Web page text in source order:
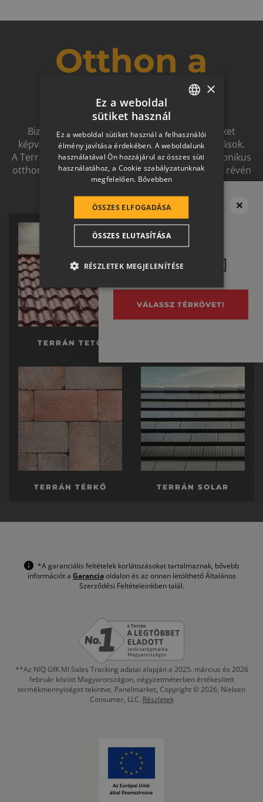
Megvan a tető?
Ne felejtsd el
a térburkolatot se!
VÁLASSZ TÉRKÖVET!
Otthon a
jövőben
Biztonságot nyújtó, és magas esztétikai értéket
képviselő, egymással szinergiát alkotó megoldások.
A Terrán ernyőmárkának köszönhetően a harmonikus
otthon átfogó, egymásra épülő rendszerelemek révén
ölthet formát.
TERRÁN TETŐ
TERRÁN TÉRKŐ TERRÁN SOLAR
*A garanciális feltételek korlátozásokat tartalmaznak, bővebb
információt a Garanciaoldalon és az onnan letölthető Általános
Szerződési Feltételeinkben talál.
**Az NIQ GfK MI Sales Tracking adatai alapján a 2025. március és 2026
február között Magyarországon, négyzetméterben értékesített
termékmennyiséget tekintve, Panelmarket, Copyright © 2026, Nielsen
Consumer, LLC. Részletek
HUNGARIAN
SLOVAK
GERMAN
ROMANIAN
CROATIAN
SR
RO-HU
ITALIAN
×
Ez a weboldal
sütiket használ
Ez a weboldal sütiket használ a felhasználói
élmény javítása érdekében. A weboldalunk
használatával Ön hozzájárul az összes süti
használatához, a Cookie szabályzatunknak
megfelelően. Bővebben
ÖSSZES ELFOGADÁSA
ÖSSZES ELUTASÍTÁSA
RÉSZLETEK MEGJELENÍTÉSE